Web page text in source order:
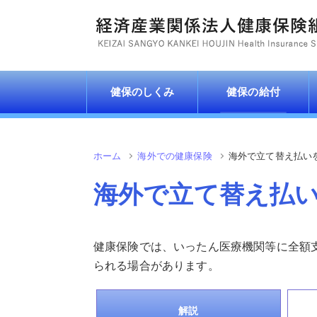
健保のしくみ 健保の給付
ホーム 海外での健康保険 海外で立て替え払い
海外で立て替え払
健康保険では、いったん医療機関等に全
られる場合があります。
解説